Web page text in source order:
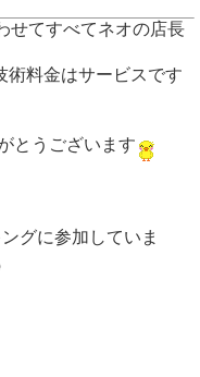
せてすべてネオの店長
料金はサービスです
とうございます
グに参加していま